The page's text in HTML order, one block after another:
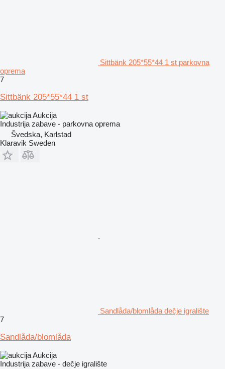
Sittbänk 205*55*44 1 st parkovna
oprema
7
Sittbänk 205*55*44 1 st
Aukcija
Industrija zabave - parkovna oprema
Švedska, Karlstad
Klaravik Sweden
Sandlåda/blomlåda dečje igralište
7
Sandlåda/blomlåda
Aukcija
Industrija zabave - dečje igralište